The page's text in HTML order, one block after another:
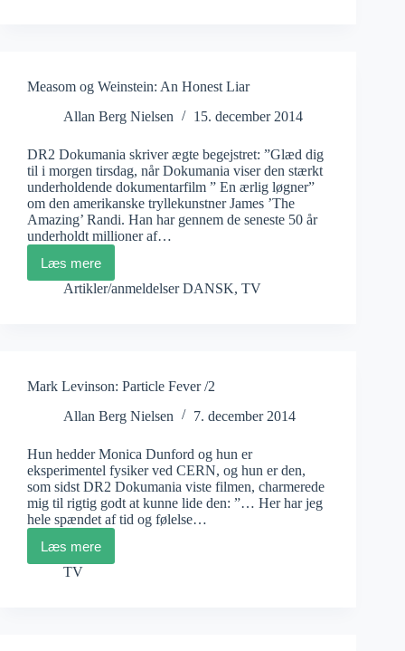
Measom og Weinstein: An Honest Liar
Allan Berg Nielsen
15. december 2014
DR2 Dokumania skriver ægte begejstret: ”Glæd dig
til i morgen tirsdag, når Dokumania viser den stærkt
underholdende dokumentarfilm ” En ærlig løgner”
om den amerikanske tryllekunstner James ’The
Amazing’ Randi. Han har gennem de seneste 50 år
underholdt millioner af…
Læs mere
Measom
og
Artikler/anmeldelser DANSK, TV
Mark Levinson: Particle Fever /2
Allan Berg Nielsen
7. december 2014
Hun hedder Monica Dunford og hun er
eksperimentel fysiker ved CERN, og hun er den,
som sidst DR2 Dokumania viste filmen, charmerede
mig til rigtig godt at kunne lide den: ”… Her har jeg
hele spændet af tid og følelse…
Læs mere
Mark
Levinson:
TV